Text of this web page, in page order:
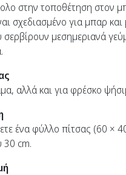
στην τοποθέτηση στον
σχεδιασμένο για μπαρ και
μεσημεριανά
αλλά και για φρέσκο
ένα φύλλο πίτσας (60 ×
30 cm.